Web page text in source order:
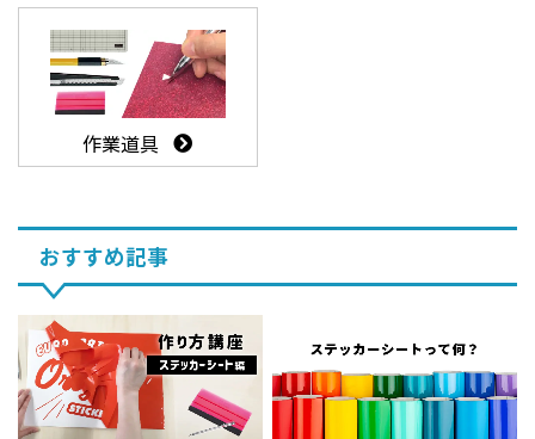
作業道具
おすすめ記事